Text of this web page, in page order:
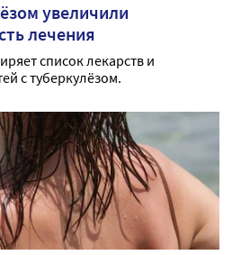
увеличили
лечения
список лекарств и
с туберкулёзом.